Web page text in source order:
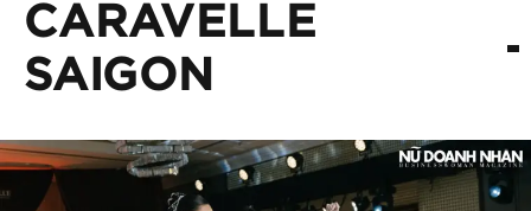
CARAVELLE
SAIGON